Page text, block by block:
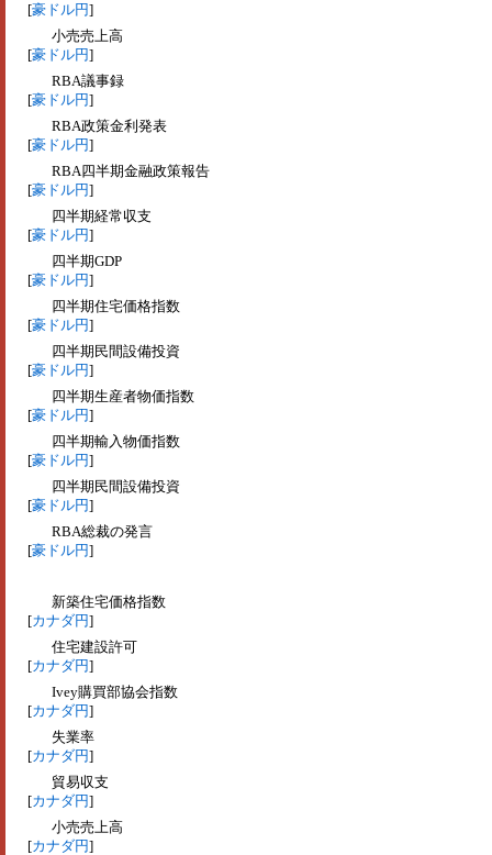
[豪ドル円]
小売売上高
[豪ドル円]
RBA議事録
[豪ドル円]
RBA政策金利発表
[豪ドル円]
RBA四半期金融政策報告
[豪ドル円]
四半期経常収支
[豪ドル円]
四半期GDP
[豪ドル円]
四半期住宅価格指数
[豪ドル円]
四半期民間設備投資
[豪ドル円]
四半期生産者物価指数
[豪ドル円]
四半期輸入物価指数
[豪ドル円]
四半期民間設備投資
[豪ドル円]
RBA総裁の発言
[豪ドル円]
新築住宅価格指数
[カナダ円]
住宅建設許可
[カナダ円]
Ivey購買部協会指数
[カナダ円]
失業率
[カナダ円]
貿易収支
[カナダ円]
小売売上高
[カナダ円]